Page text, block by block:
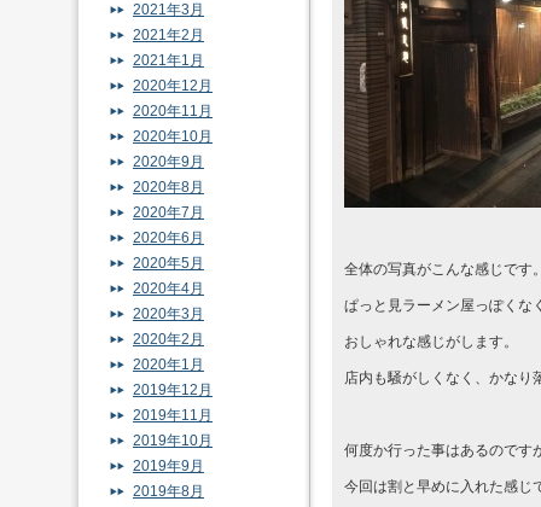
全体の写真がこんな感じです
ぱっと見ラーメン屋っぽくな
おしゃれな感じがします。
店内も騒がしくなく、かなり
何度か行った事はあるのです
今回は割と早めに入れた感じ
2021年3月
2021年2月
2021年1月
2020年12月
2020年11月
2020年10月
2020年9月
2020年8月
2020年7月
2020年6月
2020年5月
2020年4月
2020年3月
2020年2月
2020年1月
2019年12月
2019年11月
2019年10月
2019年9月
2019年8月